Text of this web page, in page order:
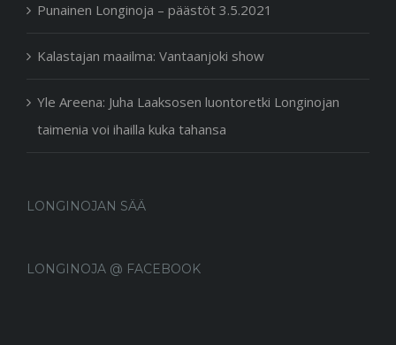
Punainen Longinoja – päästöt 3.5.2021
Kalastajan maailma: Vantaanjoki show
Yle Areena: Juha Laaksosen luontoretki Longinojan
taimenia voi ihailla kuka tahansa
LONGINOJAN SÄÄ
LONGINOJA @ FACEBOOK